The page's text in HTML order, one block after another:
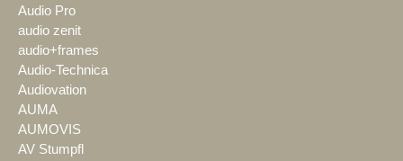
Audio Pro
audio zenit
audio+frames
Audio-Technica
Audiovation
AUMA
AUMOVIS
AV Stumpfl